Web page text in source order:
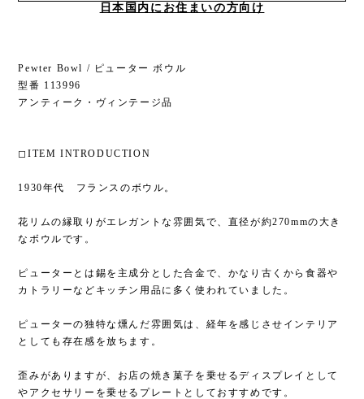
日本国内にお住まいの方向け
Pewter Bowl / ピューター ボウル
型番 113996
アンティーク・ヴィンテージ品
◻︎ITEM INTRODUCTION
1930年代 フランスのボウル。
花リムの縁取りがエレガントな雰囲気で、直径が約270mmの大き
なボウルです。
ピューターとは錫を主成分とした合金で、かなり古くから食器や
カトラリーなどキッチン用品に多く使われていました。
ピューターの独特な燻んだ雰囲気は、経年を感じさせインテリア
としても存在感を放ちます。
歪みがありますが、お店の焼き菓子を乗せるディスプレイとして
やアクセサリーを乗せるプレートとしておすすめです。